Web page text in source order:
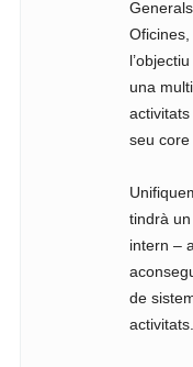
una
seu core
tindrà
intern –
de
activitats.